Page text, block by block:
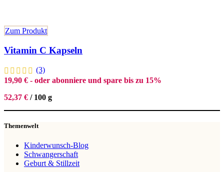
Zum Produkt
Vitamin C Kapseln
(3)
19,90 € - oder abonniere und spare bis zu 15%
52,37 € / 100 g
Themenwelt
Kinderwunsch-Blog
Schwangerschaft
Geburt & Stillzeit